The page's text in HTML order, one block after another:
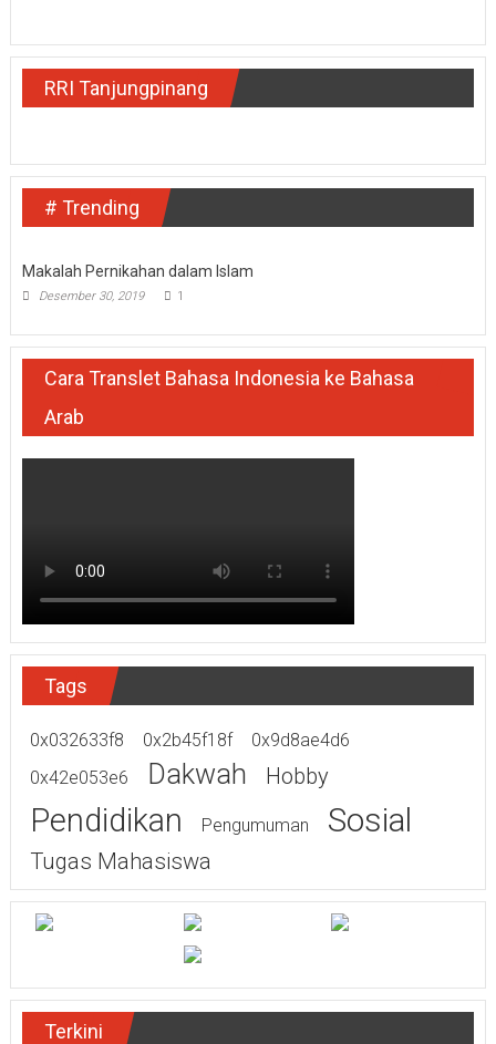
RRI Tanjungpinang
# Trending
Makalah Pernikahan dalam Islam
Desember 30, 2019 1
Cara Translet Bahasa Indonesia ke Bahasa
Arab
Tags
0x032633f8 0x2b45f18f
0x9d8ae4d6
0x42e053e6
Dakwah Hobby
Pendidikan Pengumuman Sosial
Tugas Mahasiswa
Terkini